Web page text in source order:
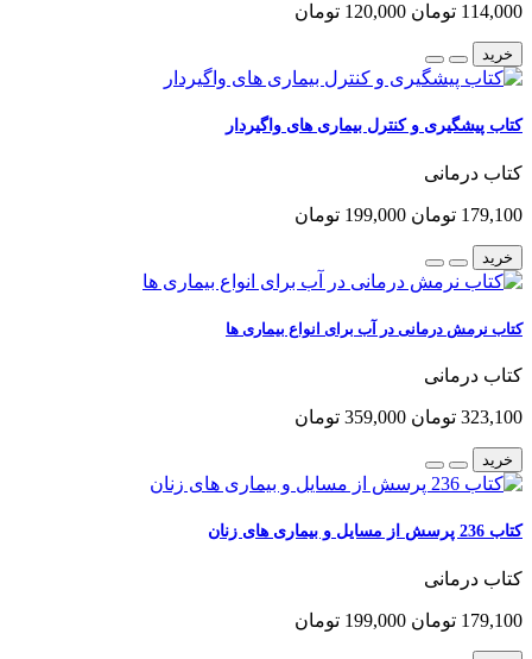
114,000 تومان 120,000 تومان
خرید
کتاب پیشگیری و کنترل بیماری های واگیردار
کتاب درمانی
179,100 تومان 199,000 تومان
خرید
کتاب نرمش درمانی در آب برای انواع بیماری ها
کتاب درمانی
323,100 تومان 359,000 تومان
خرید
کتاب 236 پرسش از مسایل و بیماری های زنان
کتاب درمانی
179,100 تومان 199,000 تومان